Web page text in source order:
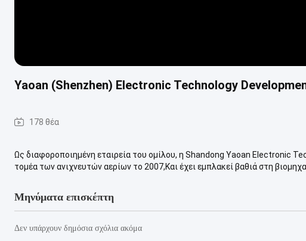
Yaoan (Shenzhen) Electronic Technology
178 θέα
Ως διαφοροποιημένη εταιρεία του ομίλου, η Shandong Yaoan Electronic
τομέα των ανιχνευτών αερίων το 2007,Και έχει εμπλακεί βαθιά στη
Μηνύματα επισκέπτη
Δεν υπάρχουν δημόσια σχόλια ακόμα